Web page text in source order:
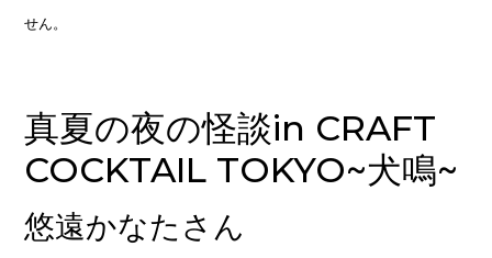
せん。
真夏の夜の怪談in CRAFT
COCKTAIL TOKYO~犬鳴~
悠遠かなたさん